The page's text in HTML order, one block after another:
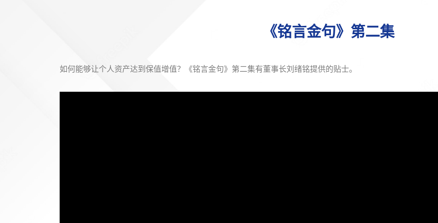
《铭言金句》第二集
如何能够让个人资产达到保值增值？《铭言金句》第二集有董事长刘绪铭提供的贴士。